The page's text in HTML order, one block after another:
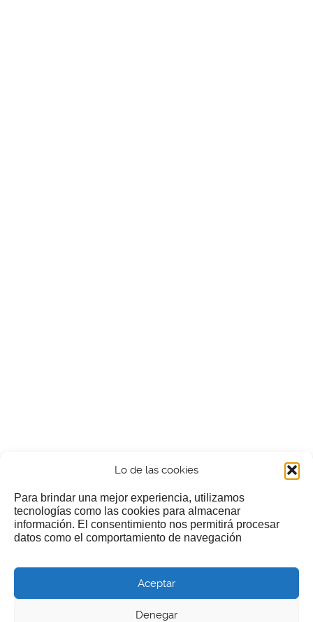
Lo de las cookies
Para brindar una mejor experiencia, utilizamos
tecnologías como las cookies para almacenar
información. El consentimiento nos permitirá procesar
datos como el comportamiento de navegación
Aceptar
Denegar
¿Nos invitas a un cafecillo?
Si te gusta nuestra web puedes echar limosna a estos